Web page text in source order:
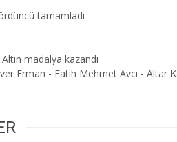
tamamladı
madalya kazandı
Erman - Fatih Mehmet Avcı -